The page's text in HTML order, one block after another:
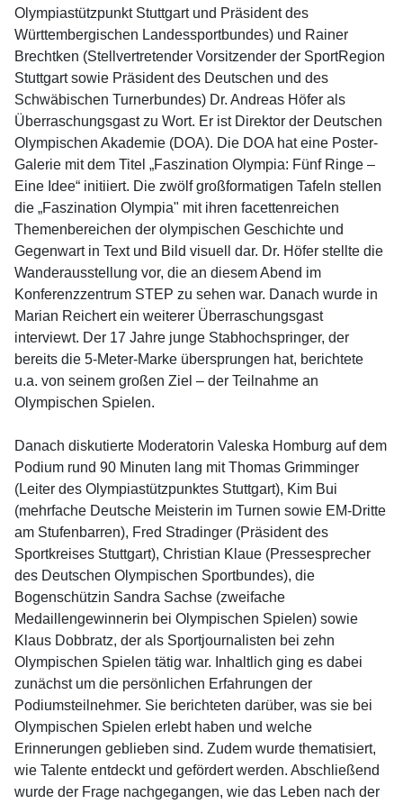
Olympiastützpunkt Stuttgart und Präsident des
Württembergischen Landessportbundes) und Rainer
Brechtken (Stellvertretender Vorsitzender der SportRegion
Stuttgart sowie Präsident des Deutschen und des
Schwäbischen Turnerbundes) Dr. Andreas Höfer als
Überraschungsgast zu Wort. Er ist Direktor der Deutschen
Olympischen Akademie (DOA). Die DOA hat eine Poster-
Galerie mit dem Titel „Faszination Olympia: Fünf Ringe –
Eine Idee“ initiiert. Die zwölf großformatigen Tafeln stellen
die „Faszination Olympia" mit ihren facettenreichen
Themenbereichen der olympischen Geschichte und
Gegenwart in Text und Bild visuell dar. Dr. Höfer stellte die
Wanderausstellung vor, die an diesem Abend im
Konferenzzentrum STEP zu sehen war. Danach wurde in
Marian Reichert ein weiterer Überraschungsgast
interviewt. Der 17 Jahre junge Stabhochspringer, der
bereits die 5-Meter-Marke übersprungen hat, berichtete
u.a. von seinem großen Ziel – der Teilnahme an
Olympischen Spielen.
Danach diskutierte Moderatorin Valeska Homburg auf dem
Podium rund 90 Minuten lang mit Thomas Grimminger
(Leiter des Olympiastützpunktes Stuttgart), Kim Bui
(mehrfache Deutsche Meisterin im Turnen sowie EM-Dritte
am Stufenbarren), Fred Stradinger (Präsident des
Sportkreises Stuttgart), Christian Klaue (Pressesprecher
des Deutschen Olympischen Sportbundes), die
Bogenschützin Sandra Sachse (zweifache
Medaillengewinnerin bei Olympischen Spielen) sowie
Klaus Dobbratz, der als Sportjournalisten bei zehn
Olympischen Spielen tätig war. Inhaltlich ging es dabei
zunächst um die persönlichen Erfahrungen der
Podiumsteilnehmer. Sie berichteten darüber, was sie bei
Olympischen Spielen erlebt haben und welche
Erinnerungen geblieben sind. Zudem wurde thematisiert,
wie Talente entdeckt und gefördert werden. Abschließend
wurde der Frage nachgegangen, wie das Leben nach der